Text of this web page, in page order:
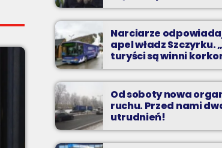
z Bielska-Białej
Narciarze
apel władz Szczyrku.
turyści są winni
Od soboty nowa
ruchu. Przed nami
utrudnień!